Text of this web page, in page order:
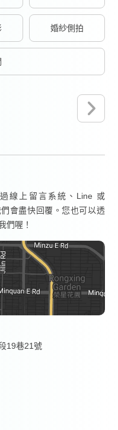
婚紗側拍
線上留言系統、Line 或
會盡快回覆。您也可以透
們喔！
19巷21號